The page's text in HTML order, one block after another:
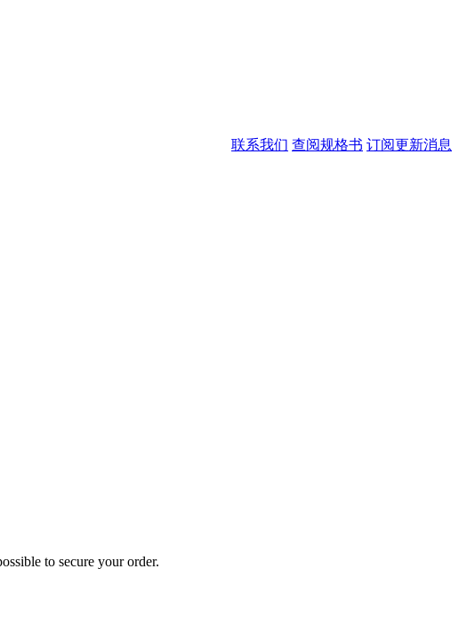
联系我们 查阅规格书 订阅更新消息
to secure your order.